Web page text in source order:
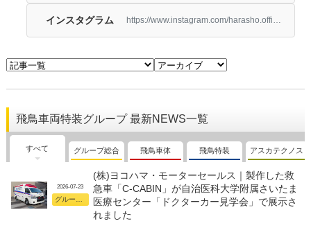
インスタグラム https://www.instagram.com/harasho.official/
飛鳥車両特装グループ 最新NEWS一覧
すべて グループ総合 飛鳥車体 飛鳥特装 アスカテクノス
2026-07-23
(株)ヨコハマ・モーターセールス｜製作した救
急車「C-CABIN」が自治医科大学附属さいたま
医療センター「ドクターカー見学会」で展示さ
れました